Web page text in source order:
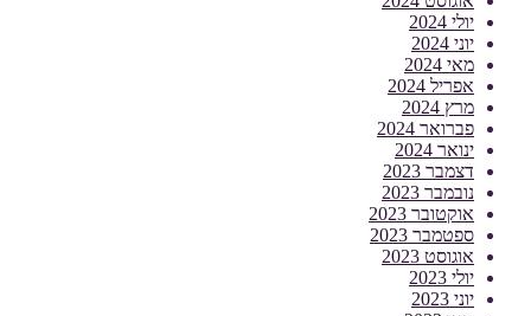
יולי 2024
יוני 2024
מאי 2024
אפריל 2024
מרץ 2024
פברואר 2024
ינואר 2024
דצמבר 2023
נובמבר 2023
אוקטובר 2023
ספטמבר 2023
אוגוסט 2023
יולי 2023
יוני 2023